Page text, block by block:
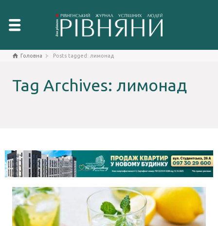
Головна Posts tagged: лимонад
Tag Archives: лимонад